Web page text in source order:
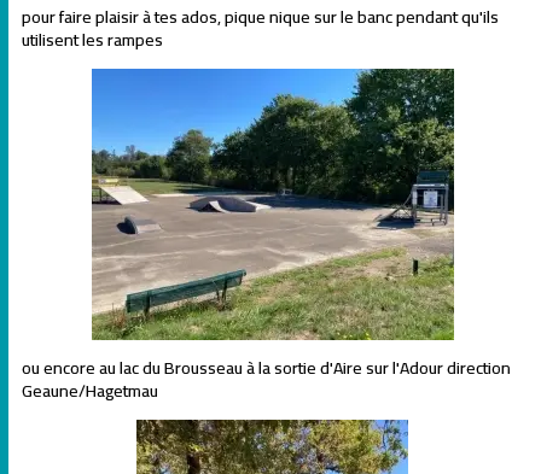
pour faire plaisir à tes ados, pique nique sur le banc pendant qu'ils
utilisent les rampes
ou encore au lac du Brousseau à la sortie d'Aire sur l'Adour direction
Geaune/Hagetmau